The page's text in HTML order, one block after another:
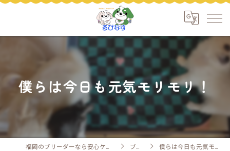
僕らは今日も元気モリモリ！
ブログ 僕らは今日も元気モリモリ！